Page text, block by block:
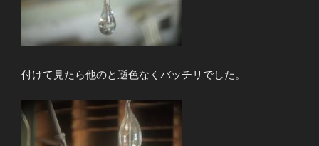
付けて見たら他のと遜色なくバッチリでした。